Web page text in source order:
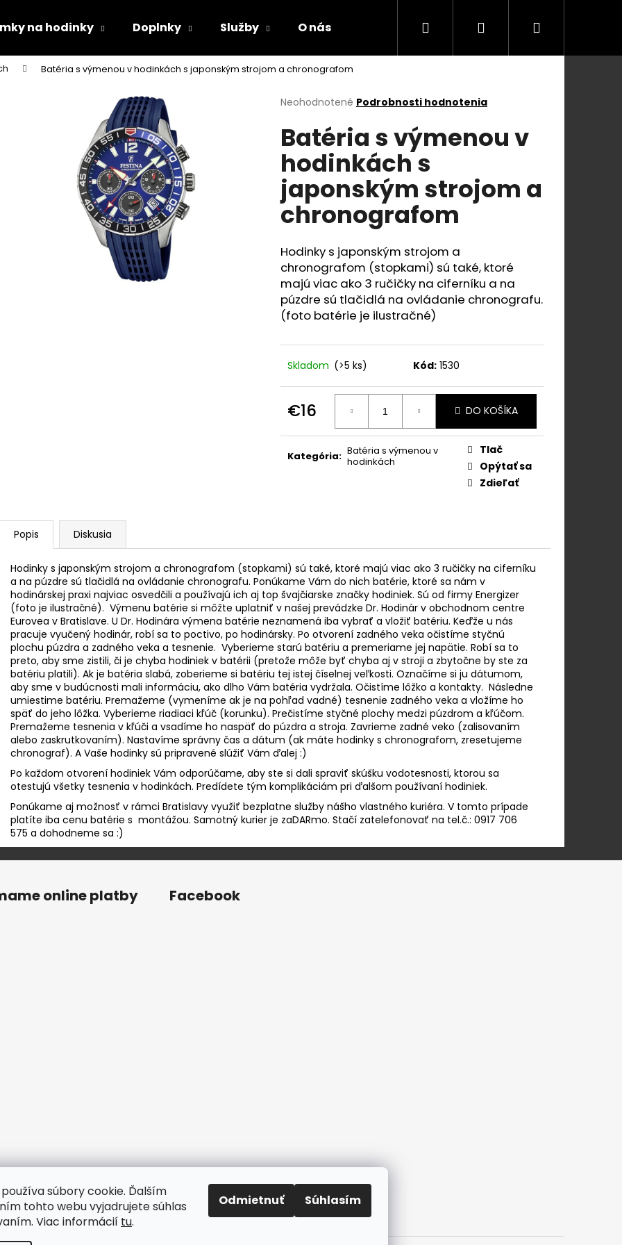
súbory cookie. Ďalším
tohto webu vyjadrujete súhlas
Viac informácií tu.
Odmietnuť Súhlasím
na hodinky Doplnky Služby O nás Blog a videá Kontakty
Hľadať PrihlásenieNákupný
Batéria s výmenou v hodinkách s japonským strojom a chronografom
Priemerné
produktu
je
0,0
5
hviezdičiek.
Neohodnotené Podrobnosti hodnotenia
Batéria s výmenou v
hodinkách s
japonským strojom a
chronografom
Hodinky s japonským strojom a
chronografom (stopkami) sú také, ktoré
majú viac ako 3 ručičky na ciferníku a na
púzdre sú tlačidlá na ovládanie chronografu.
(foto batérie je ilustračné)
Skladom (>5 ks) Kód: 1530
€16
Jednotková
cena:
DO KOŠÍKA
Kategória: Batéria s výmenou v
hodinkách
Tlač
Opýtať sa
Zdieľať
Popis Diskusia
Hodinky s japonským strojom a chronografom (stopkami) sú také, ktoré majú viac ako 3 ručičky na ciferníku
a na púzdre sú tlačidlá na ovládanie chronografu. Ponúkame Vám do nich batérie, ktoré sa nám v
hodinárskej praxi najviac osvedčili a používajú ich aj top švajčiarske značky hodiniek. Sú od firmy Energizer
(foto je ilustračné). Výmenu batérie si môžte uplatniť v našej prevádzke Dr. Hodinár v obchodnom centre
Eurovea v Bratislave. U Dr. Hodinára výmena batérie neznamená iba vybrať a vložiť batériu. Keďže u nás
pracuje vyučený hodinár, robí sa to poctivo, po hodinársky. Po otvorení zadného veka očistíme styčnú
plochu púzdra a zadného veka a tesnenie. Vyberieme starú batériu a premeriame jej napätie. Robí sa to
preto, aby sme zistili, či je chyba hodiniek v batérii (pretože môže byť chyba aj v stroji a zbytočne by ste za
batériu platili). Ak je batéria slabá, zoberieme si batériu tej istej číselnej veľkosti. Označíme si ju dátumom,
aby sme v budúcnosti mali informáciu, ako dlho Vám batéria vydržala. Očistíme lôžko a kontakty. Následne
umiestime batériu. Premažeme (vymeníme ak je na pohľad vadné) tesnenie zadného veka a vložíme ho
späť do jeho lôžka. Vyberieme riadiaci kľúč (korunku). Prečistíme styčné plochy medzi púzdrom a kľúčom.
Premažeme tesnenia v kľúči a vsadíme ho naspäť do púzdra a stroja. Zavrieme zadné veko (zalisovaním
alebo zaskrutkovaním). Nastavíme správny čas a dátum (ak máte hodinky s chronografom, zresetujeme
chronograf). A Vaše hodinky sú pripravené slúžiť Vám ďalej :)
Po každom otvorení hodiniek Vám odporúčame, aby ste si dali spraviť skúšku vodotesnosti, ktorou sa
otestujú všetky tesnenia v hodinkách. Predídete tým komplikáciám pri ďalšom používaní hodiniek.
Ponúkame aj možnosť v rámci Bratislavy využiť bezplatne služby nášho vlastného kuriéra. V tomto prípade
platíte iba cenu batérie s montážou. Samotný kurier je zaDARmo. Stačí zatelefonovať na tel.č.: 0917 706
575 a dohodneme sa :)
Čo potrebujete nájsť?
Odporúčame
Nasledujúce
KOVOVÝ REMIENOK Z NEREZOVEJ
OCELE M4950
online platby Facebook
www.drhodinar.sk